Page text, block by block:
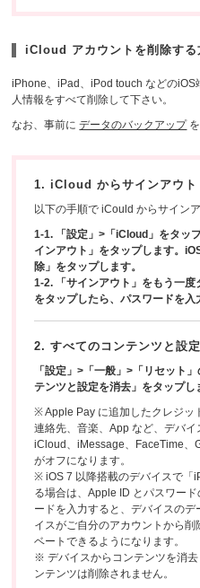
iCloud アカウントを削除する
iPhone、iPad、iPod touch などのiOS
人情報をすべて削除して下さい。
なお、事前にデータのバックアップを
1. iCloud からサインアウト
以下の手順で iCould からサイン
1-1. 「設定」>「iCloud」をタッ
インアウト」をタップします。
除」をタップします。
1-2. 「サインアウト」をもう一度
をタップしたら、パスワードを入
2. すべてのコンテンツと設
「設定」>「一般」>「リセット
テンツと設定を消去」をタップし
※ Apple Pay に追加したクレジッ
連絡先、音楽、App など、デバイ
iCloud、iMessage、FaceTime、
がオフになります。
※ iOS 7 以降搭載のデバイスで「
る場合は、Apple ID とパスワー
ードを入力すると、デバイスの
イスがご自分のアカウントから
ベートできるようになります。
※ デバイスからコンテンツを消
ンテンツは削除されません。